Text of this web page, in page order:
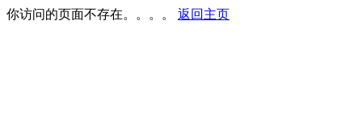
你访问的页面不存在。。。。 返回主页